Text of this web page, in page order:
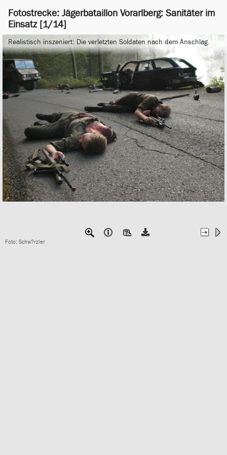
Fotostrecke: Jägerbataillon Vorarlberg: Sanitäter im
Einsatz [1/14]
Realistisch inszeniert: Die verletzten Soldaten nach dem Anschlag.
Foto: Schw?rzler